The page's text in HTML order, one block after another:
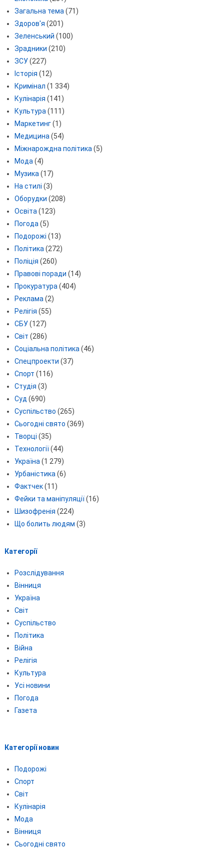
Загальна тема (71)
Здоров'я (201)
Зеленський (100)
Зрадники (210)
ЗСУ(227)
Історія (12)
Кримінал (1 334)
Кулінарія (141)
Культура (111)
Маркетинг(1)
Медицина (54)
Міжнарождна політика (5)
Мода (4)
Музика (17)
На стилі (3)
Оборудки (208)
Освіта (123)
Погода (5)
Подорожі (13)
Політика (272)
Поліція (260)
Правові поради (14)
Прокуратура (404)
Реклама (2)
Релігія (55)
СБУ(127)
Світ (286)
Соціальна політика (46)
Спецпроекти (37)
Спорт (116)
Студія (3)
Суд (690)
Суспільство (265)
Сьогодні свято (369)
Творці (35)
Технології(44)
Україна (1 279)
Урбаністика (6)
Фактчек(11)
Фейки та маніпуляції(16)
Шизофренія (224)
Що болить людям (3)
Категорії
Розслідування
Вінниця
Україна
Світ
Суспільство
Політика
Війна
Релігія
Культура
Усі новини
Погода
Газета
Категорії новин
Подорожі
Спорт
Світ
Кулінарія
Мода
Вінниця
Сьогодні свято